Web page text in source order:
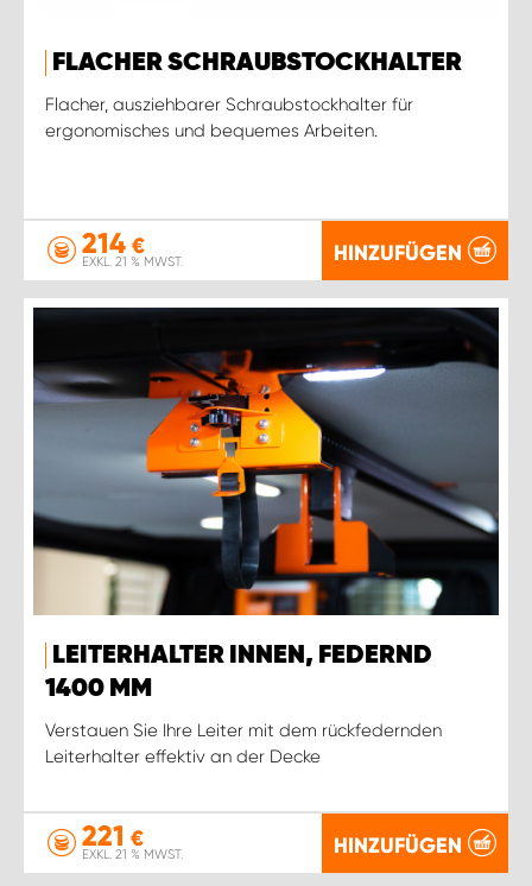
FLACHER SCHRAUBSTOCKHALTER
Flacher, ausziehbarer Schraubstockhalter für
ergonomisches und bequemes Arbeiten.
214 €
EXKL. 21 % MWST. HINZUFÜGEN
LEITERHALTER INNEN, FEDERND
1400 MM
Verstauen Sie Ihre Leiter mit dem rückfedernden
Leiterhalter effektiv an der Decke
221 €
EXKL. 21 % MWST. HINZUFÜGEN